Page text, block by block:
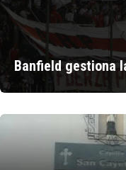
Banfield gestiona